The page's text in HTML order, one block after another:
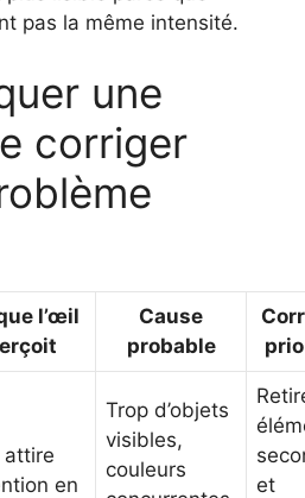
pas la même intensité.
une
corriger
l’œil
Cause
probable
attire
en
Trop d’objets
visibles,
couleurs
et